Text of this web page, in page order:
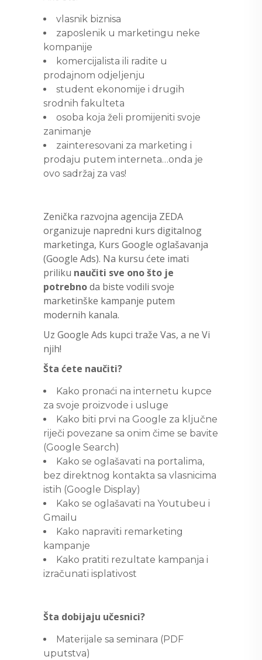
vlasnik biznisa
zaposlenik u marketingu neke
kompanije
komercijalista ili radite u
prodajnom odjeljenju
student ekonomije i drugih
srodnih fakulteta
osoba koja želi promijeniti svoje
zanimanje
zainteresovani za marketing i
prodaju putem interneta…onda je
ovo sadržaj za vas!
Zenička razvojna agencija ZEDA
organizuje napredni kurs digitalnog
marketinga, Kurs Google oglašavanja
(Google Ads). Na kursu ćete imati
priliku naučiti sve ono što je
potrebnoda biste vodili svoje
marketinške kampanje putem
modernih kanala.
Uz Google Ads kupci traže Vas, a ne Vi
njih!
Šta ćete naučiti?
Kako pronaći na internetu kupce
za svoje proizvode i usluge
Kako biti prvi na Google za ključne
riječi povezane sa onim čime se bavite
(Google Search)
Kako se oglašavati na portalima,
bez direktnog kontakta sa vlasnicima
istih (Google Display)
Kako se oglašavati na Youtubeu i
Gmailu
Kako napraviti remarketing
kampanje
Kako pratiti rezultate kampanja i
izračunati isplativost
Šta dobijaju učesnici?
Materijale sa seminara (PDF
uputstva)